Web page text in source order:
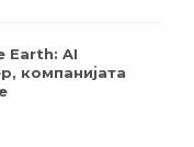
Earth: AI
компанијата